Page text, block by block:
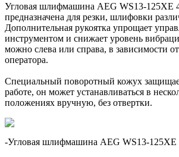
Угловая шлифмашина AEG WS13-125XE
предназначена для резки, шлифовки
Дополнительная рукоятка упрощает
инструментом и снижает уровень
можно слева или справа, в зависимости
оператора.
Специальный поворотный кожух
работе, он может устанавливаться в
положениях вручную, без отвертки.
-Угловая шлифмашина AEG WS13-125XE